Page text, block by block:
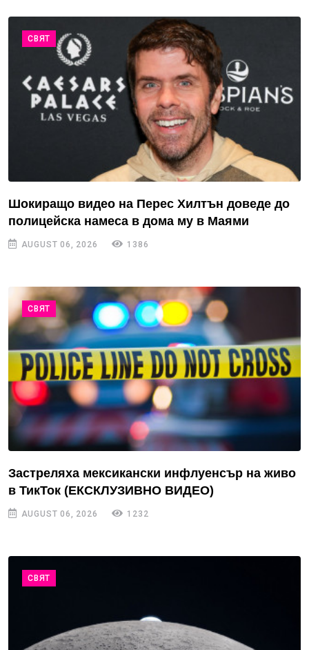
СВЯТ
Шокиращо видео на Перес Хилтън доведе до
полицейска намеса в дома му в Маями
AUGUST 06, 2026 1386
СВЯТ
Застреляха мексикански инфлуенсър на живо
в ТикТок (ЕКСКЛУЗИВНО ВИДЕО)
AUGUST 06, 2026 1232
СВЯТ